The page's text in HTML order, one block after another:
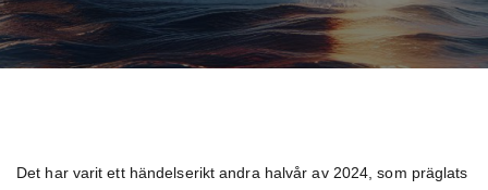
Det har varit ett händelserikt andra halvår av 2024, som präglats